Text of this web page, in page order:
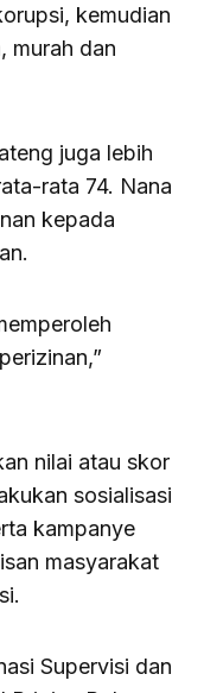
kemudian
murah dan
juga lebih
rata 74. Nana
kepada
nilai atau skor
sosialisasi
kampanye
masyarakat
Supervisi dan